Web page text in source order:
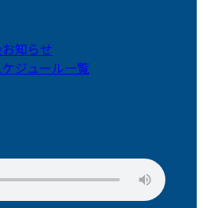
知らせ
ジュール一覧